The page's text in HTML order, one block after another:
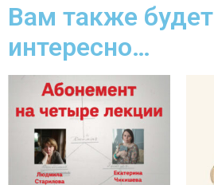
Вам также будет
интересно…